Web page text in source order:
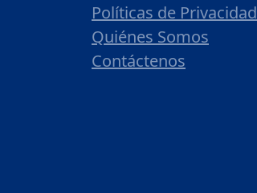
Políticas de Privacidad
Quiénes Somos
Contáctenos